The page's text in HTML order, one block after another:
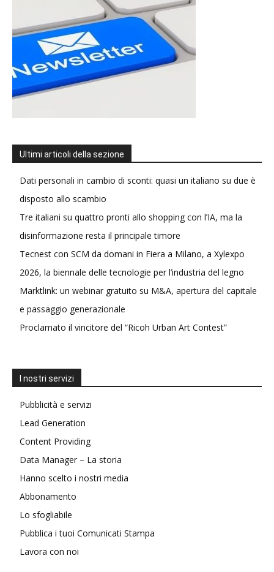
Ultimi articoli della sezione
Dati personali in cambio di sconti: quasi un italiano su due è
disposto allo scambio
Tre italiani su quattro pronti allo shopping con l’IA, ma la
disinformazione resta il principale timore
Tecnest con SCM da domani in Fiera a Milano, a Xylexpo
2026, la biennale delle tecnologie per l’industria del legno
Marktlink: un webinar gratuito su M&A, apertura del capitale
e passaggio generazionale
Proclamato il vincitore del “Ricoh Urban Art Contest”
I nostri servizi
Pubblicità e servizi
Lead Generation
Content Providing
Data Manager – La storia
Hanno scelto i nostri media
Abbonamento
Lo sfogliabile
Pubblica i tuoi Comunicati Stampa
Lavora con noi